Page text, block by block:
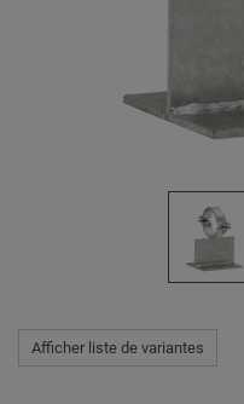
Afficher liste de variantes